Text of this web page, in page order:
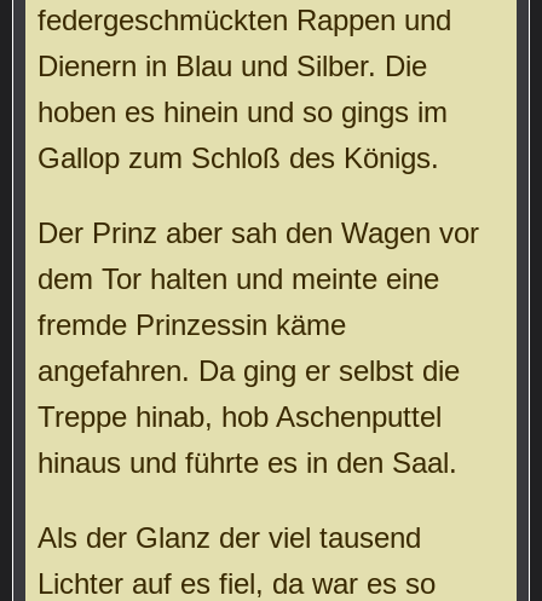
federgeschmückten Rappen und
Dienern in Blau und Silber. Die
hoben es hinein und so gings im
Gallop zum Schloß des Königs.
Der Prinz aber sah den Wagen vor
dem Tor halten und meinte eine
fremde Prinzessin käme
angefahren. Da ging er selbst die
Treppe hinab, hob Aschenputtel
hinaus und führte es in den Saal.
Als der Glanz der viel tausend
Lichter auf es fiel, da war es so